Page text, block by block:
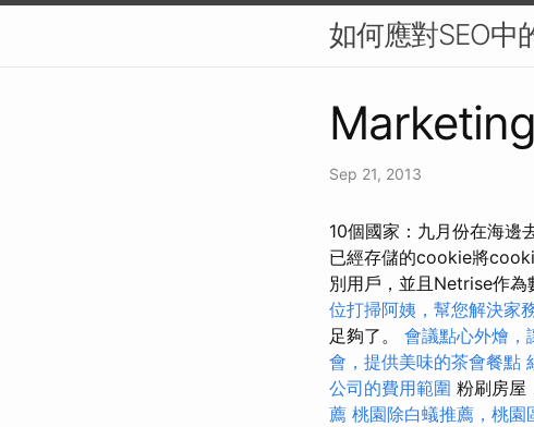
如何應對SEO中
Sep 21, 2013
10個國家：九月份在海邊
已經存儲的cookie將
別用戶，並且Netrise作為
位打掃阿姨，幫您解決家
足夠了。 會議點心外燴，
會，提供美味的茶會餐點
公司的費用範圍 粉刷房屋
薦 桃園除白蟻推薦，桃園